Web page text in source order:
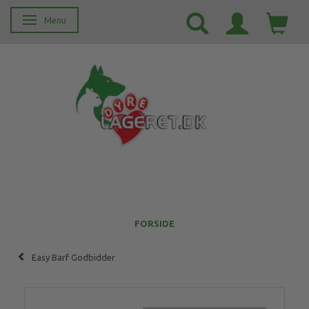
Skifte navigation
Menu
FORSIDE
Easy Barf Godbidder